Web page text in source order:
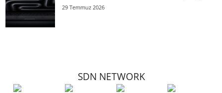
29 Temmuz 2026
SDN NETWORK